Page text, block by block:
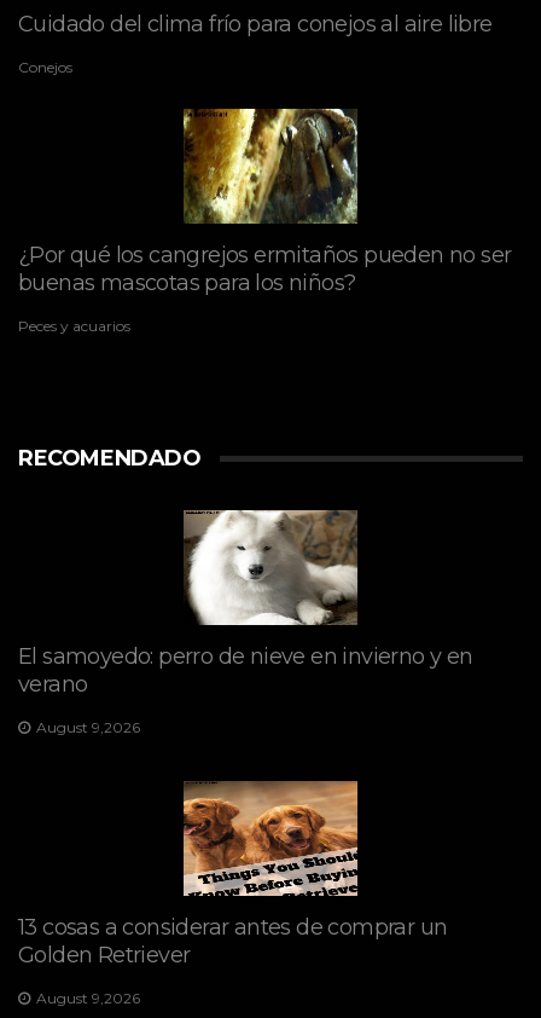
Cuidado del clima frío para conejos al aire libre
Conejos
¿Por qué los cangrejos ermitaños pueden no ser
buenas mascotas para los niños?
Peces y acuarios
RECOMENDADO
El samoyedo: perro de nieve en invierno y en
verano
August 9,2026
13 cosas a considerar antes de comprar un
Golden Retriever
August 9,2026